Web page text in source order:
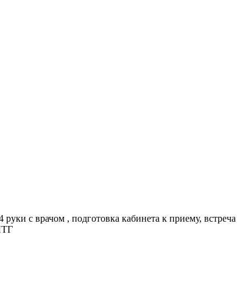
с врачом , подготовка кабинета к приему,